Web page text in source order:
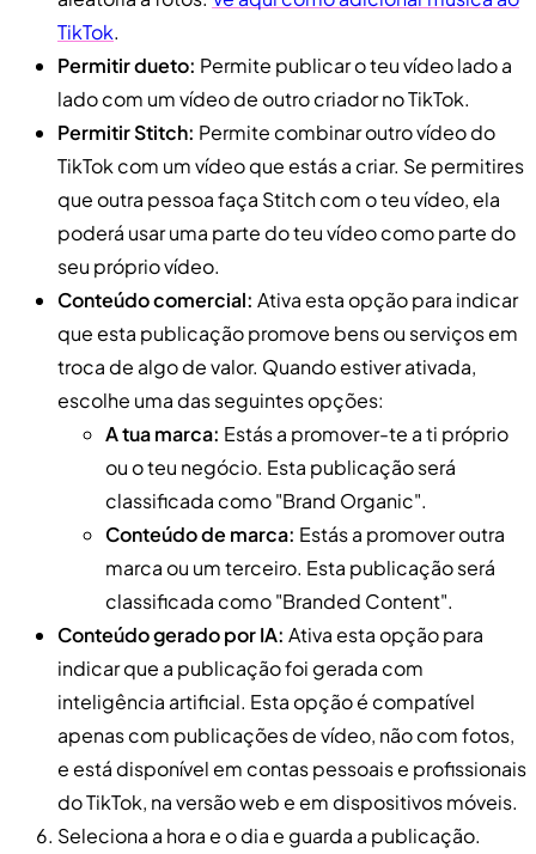
TikTok.
Permitir dueto: Permite publicar o teu vídeo lado a
lado com um vídeo de outro criador no TikTok.
Permitir Stitch: Permite combinar outro vídeo do
TikTok com um vídeo que estás a criar. Se permitires
que outra pessoa faça Stitch com o teu vídeo, ela
poderá usar uma parte do teu vídeo como parte do
seu próprio vídeo.
Conteúdo comercial: Ativa esta opção para indicar
que esta publicação promove bens ou serviços em
troca de algo de valor. Quando estiver ativada,
escolhe uma das seguintes opções:
A tua marca: Estás a promover-te a ti próprio
ou o teu negócio. Esta publicação será
classificada como "Brand Organic".
Conteúdo de marca: Estás a promover outra
marca ou um terceiro. Esta publicação será
classificada como "Branded Content".
Conteúdo gerado por IA: Ativa esta opção para
indicar que a publicação foi gerada com
inteligência artificial. Esta opção é compatível
apenas com publicações de vídeo, não com fotos,
e está disponível em contas pessoais e profissionais
do TikTok, na versão web e em dispositivos móveis.
Seleciona a hora e o dia e guarda a publicação.